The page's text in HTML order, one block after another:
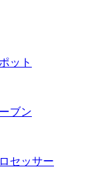
ット
ブン
セッサー